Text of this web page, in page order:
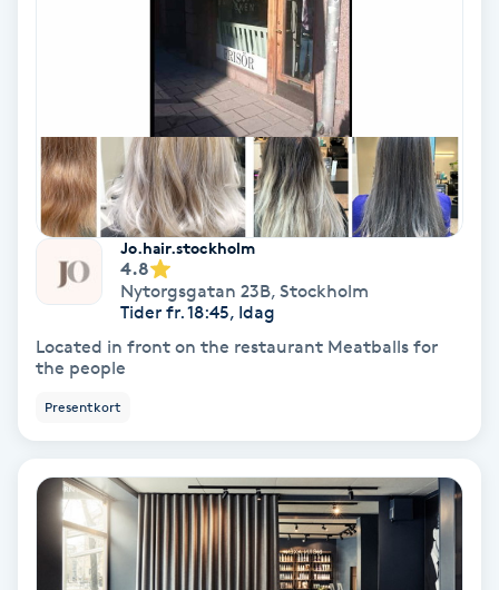
Skäggtrimmning
Skönhet
Slingor
Spa-manikyr
Spa-pedikyr
Jo.hair.stockholm
4.8
Nytorgsgatan 23B, Stockholm
Tider fr. 18:45, Idag
Located in front on the restaurant Meatballs for
the people
Presentkort